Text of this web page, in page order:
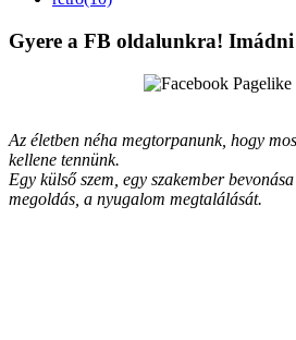
Gyere a FB oldalunkra!
Az életben néha megtorpanunk, hogy
kellene tennünk.
Egy külső szem, egy szakember
megoldás, a nyugalom megtalálását.